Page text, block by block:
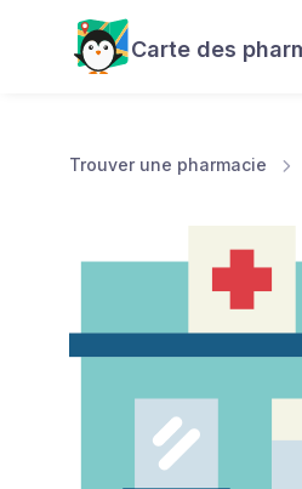
Carte des
Trouver une pharmacie